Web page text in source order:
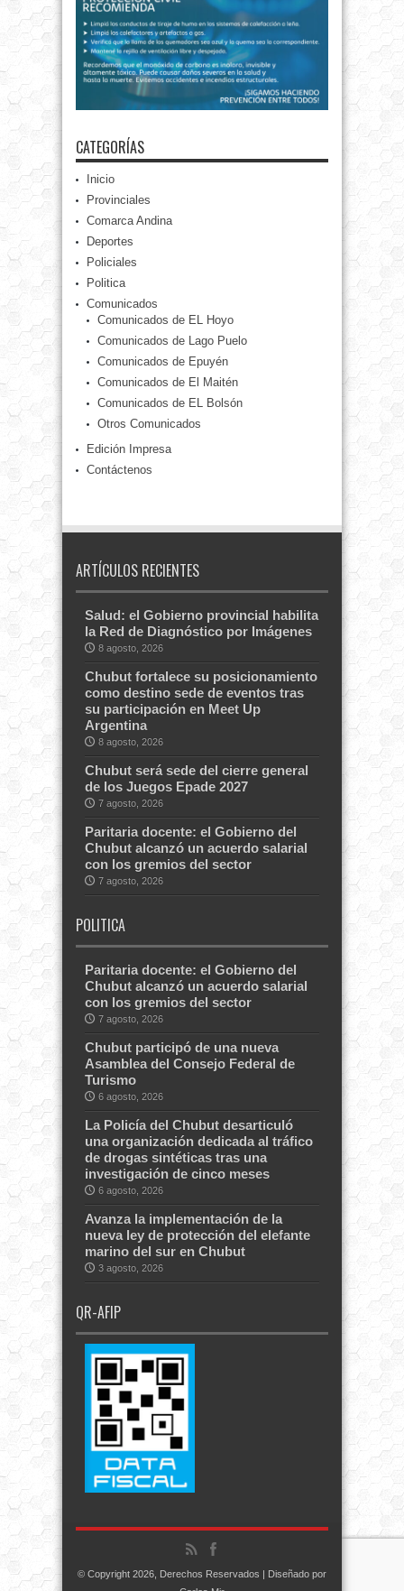
CATEGORÍAS
Inicio
Provinciales
Comarca Andina
Deportes
Policiales
Politica
Comunicados
Comunicados de EL Hoyo
Comunicados de Lago Puelo
Comunicados de Epuyén
Comunicados de El Maitén
Comunicados de EL Bolsón
Otros Comunicados
Edición Impresa
Contáctenos
ARTÍCULOS RECIENTES
Salud: el Gobierno provincial habilita
la Red de Diagnóstico por Imágenes
8 agosto, 2026
Chubut fortalece su posicionamiento
como destino sede de eventos tras
su participación en Meet Up
Argentina
8 agosto, 2026
Chubut será sede del cierre general
de los Juegos Epade 2027
7 agosto, 2026
Paritaria docente: el Gobierno del
Chubut alcanzó un acuerdo salarial
con los gremios del sector
7 agosto, 2026
POLITICA
Paritaria docente: el Gobierno del
Chubut alcanzó un acuerdo salarial
con los gremios del sector
7 agosto, 2026
Chubut participó de una nueva
Asamblea del Consejo Federal de
Turismo
6 agosto, 2026
La Policía del Chubut desarticuló
una organización dedicada al tráfico
de drogas sintéticas tras una
investigación de cinco meses
6 agosto, 2026
Avanza la implementación de la
nueva ley de protección del elefante
marino del sur en Chubut
3 agosto, 2026
QR-AFIP
© Copyright 2026, Derechos Reservados | Diseñado por